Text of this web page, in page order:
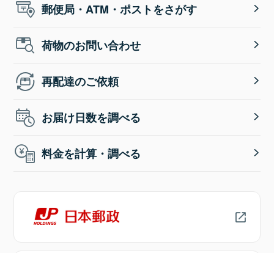
郵便局・ATM・ポストをさがす
荷物のお問い合わせ
再配達のご依頼
お届け日数を調べる
料金を計算・調べる